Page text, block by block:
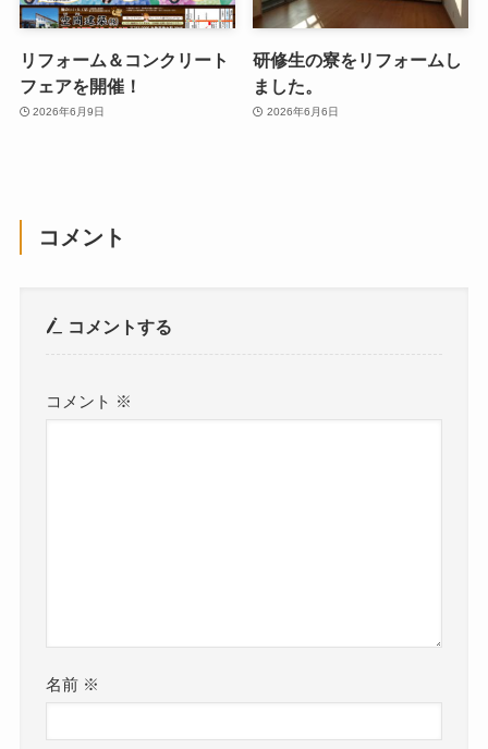
リフォーム＆コンクリート
フェアを開催！
2026年6月9日
研修生の寮をリフォームし
ました。
2026年6月6日
コメント
コメントする
コメント ※
名前 ※